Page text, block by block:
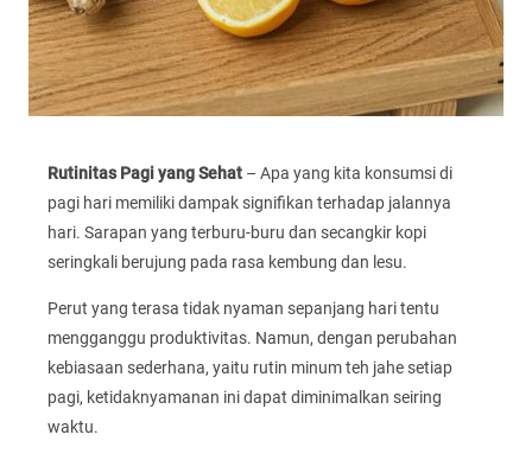
Rutinitas Pagi yang Sehat – Apa yang kita konsumsi di
pagi hari memiliki dampak signifikan terhadap jalannya
hari. Sarapan yang terburu-buru dan secangkir kopi
seringkali berujung pada rasa kembung dan lesu.
Perut yang terasa tidak nyaman sepanjang hari tentu
mengganggu produktivitas. Namun, dengan perubahan
kebiasaan sederhana, yaitu rutin minum teh jahe setiap
pagi, ketidaknyamanan ini dapat diminimalkan seiring
waktu.